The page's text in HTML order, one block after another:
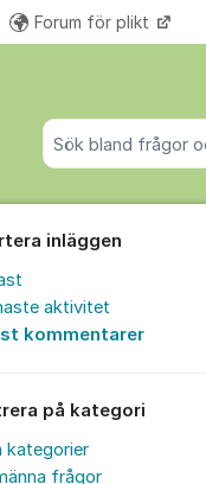
Sök bland alla inlägg
Forum för plikt
inläggen
aktivitet
kommentarer
på kategori
kategorier
frågor